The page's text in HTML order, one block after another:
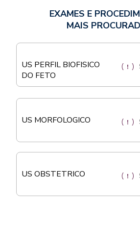
EXAMES E
MAIS
US PERFIL BIOFISICO
DO FETO
US MORFOLOGICO
US OBSTETRICO